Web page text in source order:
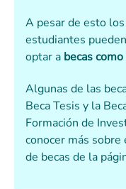
A pesar de esto
estudiantes
optar a becas
Algunas de las
Beca Tesis y la
Formación de
conocer más sobre
de becas de la